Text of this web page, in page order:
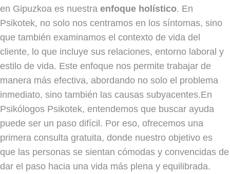
en Gipuzkoa es nuestra enfoque holístico. En
Psikotek, no solo nos centramos en los síntomas, sino
que también examinamos el contexto de vida del
cliente, lo que incluye sus relaciones, entorno laboral y
estilo de vida. Este enfoque nos permite trabajar de
manera más efectiva, abordando no solo el problema
inmediato, sino también las causas subyacentes.En
Psikólogos Psikotek, entendemos que buscar ayuda
puede ser un paso difícil. Por eso, ofrecemos una
primera consulta gratuita, donde nuestro objetivo es
que las personas se sientan cómodas y convencidas de
dar el paso hacia una vida más plena y equilibrada.